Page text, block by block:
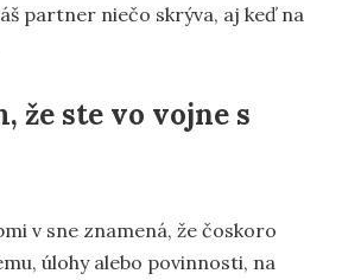
partner niečo skrýva, aj keď na
že ste vo vojne s
v sne znamená, že čoskoro
úlohy alebo povinnosti, na